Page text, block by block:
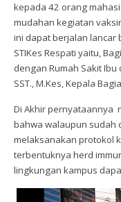
kepada 42 orang
mudahan kegiatan
ini dapat berjalan lancar
STIKes Respati yaitu,
dengan Rumah SakitIbu
SST., M.Kes, Kepala
Di Akhir pernyataannya
bahwa walaupun sudah
melaksanakan protokol
terbentuknya herd
lingkungan kampus